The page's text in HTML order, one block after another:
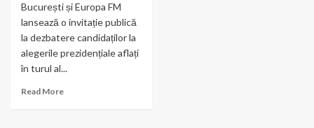
București și Europa FM
lansează o invitație publică
la dezbatere candidaților la
alegerile prezidențiale aflați
în turul al...
Read More